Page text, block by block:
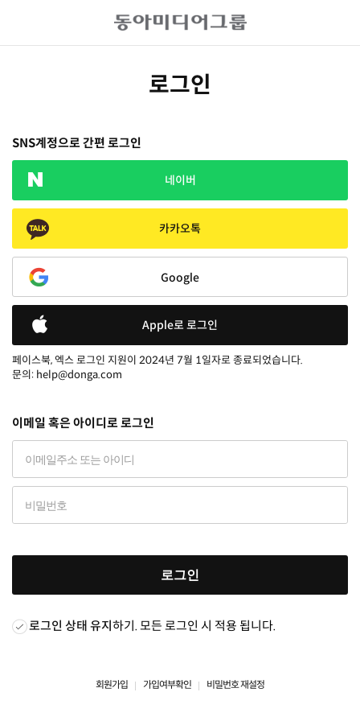
로그인
SNS계정으로 간편 로그인
네이버
카카오톡
Google
Apple로 로그인
페이스북, 엑스 로그인 지원이 2024년 7월 1일자로 종료되었습니다.
문의: help@donga.com
이메일 혹은 아이디로 로그인
로그인
로그인 상태 유지하기. 모든 로그인 시 적용 됩니다.
회원가입 가입여부확인 비밀번호 재설정